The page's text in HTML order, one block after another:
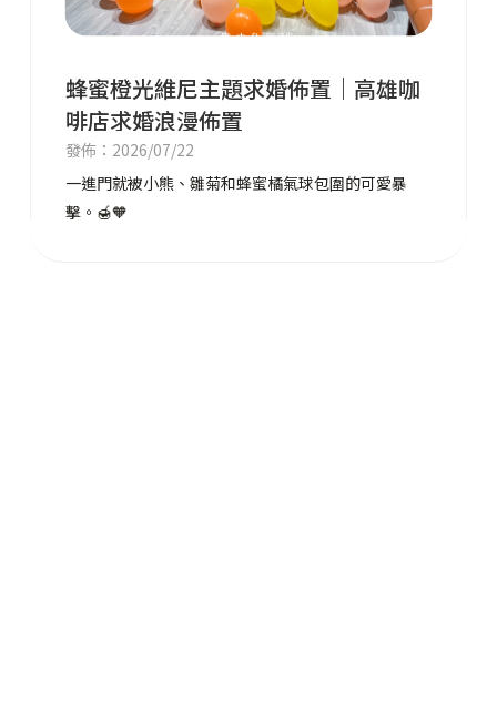
蜂蜜橙光維尼主題求婚佈置｜高雄咖
啡店求婚浪漫佈置
發佈：2026/07/22
一進門就被小熊、雛菊和蜂蜜橘氣球包圍的可愛暴
擊。🍯🧡